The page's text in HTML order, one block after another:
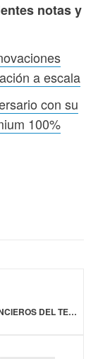
notas y
a escala
con su
100%
FEMSA ANUNCIA SUS RESULTADOS FINANCIEROS DEL TERCER TRIMESTRE DE 2025